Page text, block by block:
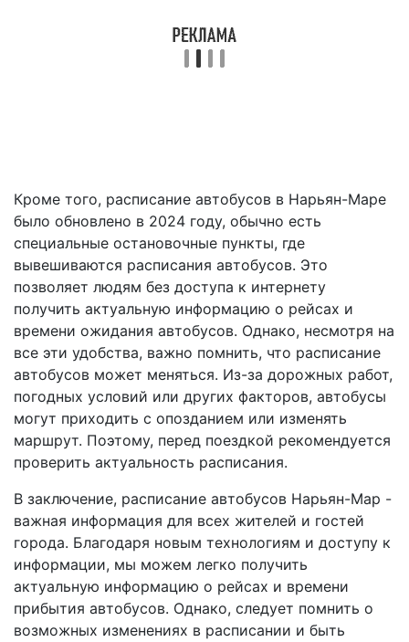
Кроме того, расписание автобусов в Нарьян-Маре
было обновлено в 2024 году, обычно есть
специальные остановочные пункты, где
вывешиваются расписания автобусов. Это
позволяет людям без доступа к интернету
получить актуальную информацию о рейсах и
времени ожидания автобусов. Однако, несмотря на
все эти удобства, важно помнить, что расписание
автобусов может меняться. Из-за дорожных работ,
погодных условий или других факторов, автобусы
могут приходить с опозданием или изменять
маршрут. Поэтому, перед поездкой рекомендуется
проверить актуальность расписания.
В заключение, расписание автобусов Нарьян-Мар -
важная информация для всех жителей и гостей
города. Благодаря новым технологиям и доступу к
информации, мы можем легко получить
актуальную информацию о рейсах и времени
прибытия автобусов. Однако, следует помнить о
возможных изменениях в расписании и быть